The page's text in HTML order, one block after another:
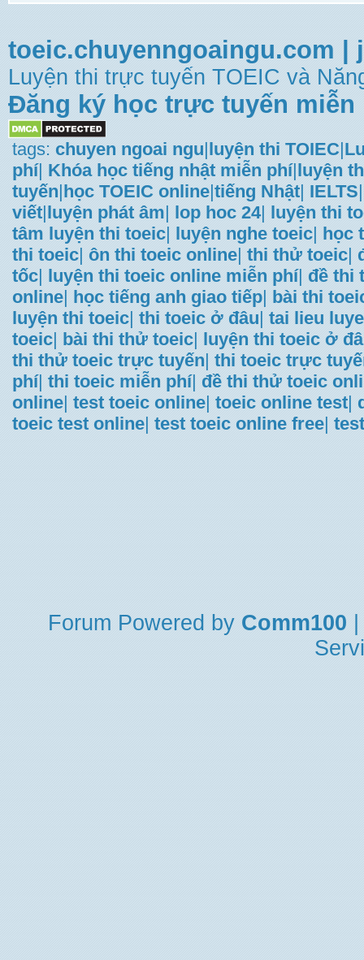
toeic.chuyenngoaingu.com
Luyện thi trực tuyến TOEIC và
Đăng ký học trực tuyến miễn
tags: chuyen ngoai ngu|luyện thi TOIEC|
phí| Khóa học tiếng nhật miễn phí|luyện
tuyến|học TOEIC online|tiếng Nhật| IELTS|
viết|luyện phát âm| lop hoc 24| luyện thi
tâm luyện thi toeic| luyện nghe toeic| học
thi toeic| ôn thi toeic online| thi thử toeic|
tốc| luyện thi toeic online miễn phí| đề thi
online| học tiếng anh giao tiếp| bài thi
luyện thi toeic| thi toeic ở đâu| tai lieu
toeic| bài thi thử toeic| luyện thi toeic ở
thi thử toeic trực tuyến| thi toeic trực
phí| thi toeic miễn phí| đề thi thử toeic
online| test toeic online| toeic online test|
toeic test online| test toeic online free|
Forum Powered by Comm100